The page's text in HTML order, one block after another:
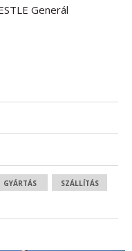
Generál
GYÁRTÁS
SZÁLLÍTÁS